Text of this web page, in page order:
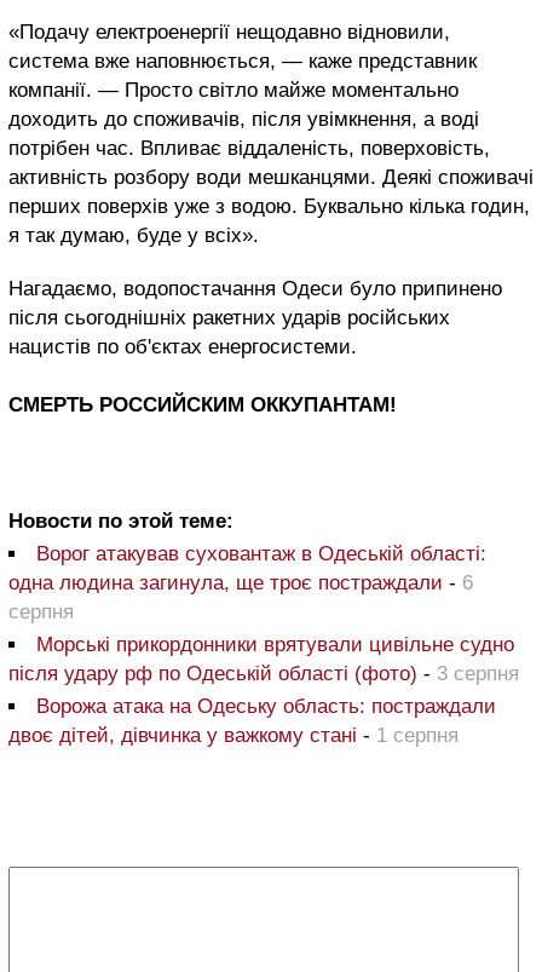
«Подачу електроенергії нещодавно відновили,
система вже наповнюється, — каже представник
компанії. — Просто світло майже моментально
доходить до споживачів, після увімкнення, а воді
потрібен час. Впливає віддаленість, поверховість,
активність розбору води мешканцями. Деякі споживачі
перших поверхів уже з водою. Буквально кілька годин,
я так думаю, буде у всіх».
Нагадаємо, водопостачання Одеси було припинено
після сьогоднішніх ракетних ударів російських
нацистів по об'єктах енергосистеми.
СМЕРТЬ РОССИЙСКИМ ОККУПАНТАМ!
Новости по этой теме:
Ворог атакував суховантаж в Одеській області:
одна людина загинула, ще троє постраждали - 6
серпня
Морські прикордонники врятували цивільне судно
після удару рф по Одеській області (фото) - 3 серпня
Ворожа атака на Одеську область: постраждали
двоє дітей, дівчинка у важкому стані - 1 серпня